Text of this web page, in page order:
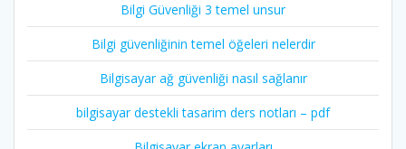
Bilgi Güvenliği 3 temel unsur
Bilgi güvenliğinin temel öğeleri nelerdir
Bilgisayar ağ güvenliği nasıl sağlanır
bilgisayar destekli tasarim ders notları – pdf